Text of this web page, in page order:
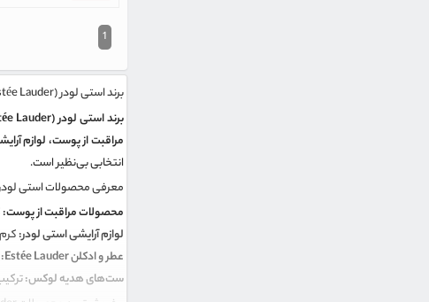
برند استی لودر (Estée Lauder)
برند استی لودر (Estée Lauder)
مراقبت از پوست، لوازم
انتخابی بی‌نظیر است.
معرفی محصولات استی
محصولات مراقبت از پوست:
لوازم آرایشی استی لودر:
عطر و ادکلن Estée Lauder:
ست‌های هدیه لوکس: